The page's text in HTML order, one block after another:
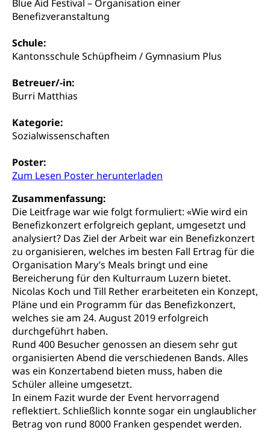
Blue Aid Festival – Organisation einer
Benefizveranstaltung
Schule:
Kantonsschule Schüpfheim / Gymnasium Plus
Betreuer/-in:
Burri Matthias
Kategorie:
Sozialwissenschaften
Poster:
Zum Lesen Poster herunterladen
Zusammenfassung:
Die Leitfrage war wie folgt formuliert: «Wie wird ein
Benefizkonzert erfolgreich geplant, umgesetzt und
analysiert? Das Ziel der Arbeit war ein Benefizkonzert
zu organisieren, welches im besten Fall Ertrag für die
Organisation Mary’s Meals bringt und eine
Bereicherung für den Kulturraum Luzern bietet.
Nicolas Koch und Till Rether erarbeiteten ein Konzept,
Pläne und ein Programm für das Benefizkonzert,
welches sie am 24. August 2019 erfolgreich
durchgeführt haben.
Rund 400 Besucher genossen an diesem sehr gut
organisierten Abend die verschiedenen Bands. Alles
was ein Konzertabend bieten muss, haben die
Schüler alleine umgesetzt.
In einem Fazit wurde der Event hervorragend
reflektiert. Schließlich konnte sogar ein unglaublicher
Betrag von rund 8000 Franken gespendet werden.
Suchtprävention
Kranken- und Unfallversicherung
Krankenversicherung (WAS Luzern)
Soziales und Gesellschaft (Dienststelle)
Arbeitslosenversicherung (WAS Luzern)
Soziale Sicherheit
Sucht und Drogen
Drogenabhängigkeit, Drogensucht,
Medikamentenabhängigkeit,
Arzneimittelabhängigkeit, Suchtkrankheit,
Betäubungsmittel, Suchtmittel, Psychopharmaka
Gesundheitsversorgung, Spital, Pflegeinitiative,
Ambulant vor stationär, AVOS, Patientendossier
AHV / IV
Sozialversicherung, Vorsorgeeinrichtung,
Pensionskasse, erste Säule, zweite Säule, dritte
Säule, Hilflosenentschädigung,
Ergänzungsleistungen, Altersvorsorge,
Todesfallversicherung
Hilfslosenentschädigung (WAS Luzern)
AHV-Hinterlassenenrente (WAS Luzern)
AHV-Beiträge (WAS Luzern)
Informationsstelle AHV/IV
Ergänzungsleistungen (EL) (WAS Luzern)
AHV-Altersrente (WAS Luzern)
IV-Leistungen (WAS Luzern)
Behinderung
Körperbehinderung, körperliche Behinderung,
geistige Behinderung, psychische Behinderung,
Erwerbsunfähigkeit, Behinderte
Inklusion im Sport
Menschen mit Behinderungen
Kultur und Medien
Archive und Bibliotheken
Bücher, Bundesarchiv, Landesbibliothek